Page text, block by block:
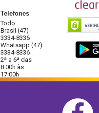
Telefones
Todo
Brasil (47)
3334-8336
Whatsapp (47)
3334-8336
2ª a 6ª das
8:00h às
17:00h